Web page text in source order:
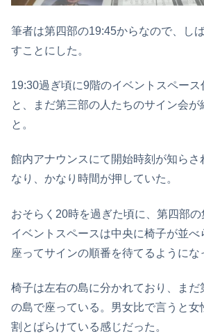
筆者は第四部の19:45からなので、し
すことにした。
19:30過ぎ頃に9階のイベントスペース
と、まだ第三部の人たちのサイン会が
と。
館内アナウンスにて開始時刻が知らさ
なり、かなり時間が押していた。
おそらく20時を過ぎた頃に、第四部の
イベントスペースは中央に椅子が並
座ってサインの順番を待てるようにな
椅子は左右の島に分かれており、まだ
の島で座っている。男女比で言うと女
割とばらけている感じだった。